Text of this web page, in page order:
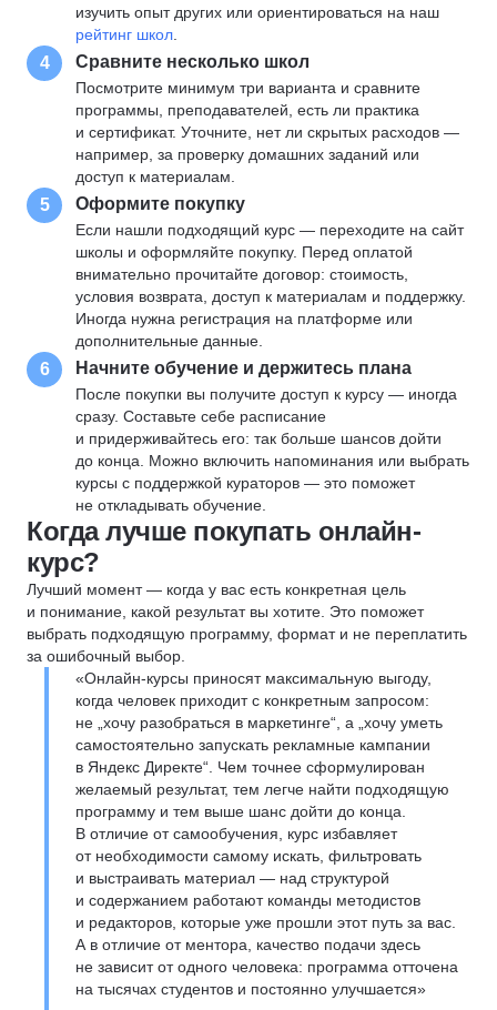
изучить опыт других или ориентироваться на наш
рейтинг школ
4 Сравните несколько школ
Посмотрите минимум три варианта и сравните
программы, преподавателей, есть ли практика
и сертификат. Уточните, нет ли скрытых расходов —
например, за проверку домашних заданий или
доступ к материалам.
5 Оформите покупку
Если нашли подходящий курс — переходите на сайт
школы и оформляйте покупку. Перед оплатой
внимательно прочитайте договор: стоимость,
условия возврата, доступ к материалам и поддержку.
Иногда нужна регистрация на платформе или
дополнительные данные.
6 Начните обучение и держитесь плана
После покупки вы получите доступ к курсу — иногда
сразу. Составьте себе расписание
и придерживайтесь его: так больше шансов дойти
до конца. Можно включить напоминания или выбрать
курсы с поддержкой кураторов — это поможет
не откладывать обучение.
Когда лучше покупать онлайн-
курс?
Лучший момент — когда у вас есть конкретная цель
и понимание, какой результат вы хотите. Это поможет
выбрать подходящую программу, формат и не переплатить
за ошибочный выбор.
«Онлайн-курсы приносят максимальную выгоду,
когда человек приходит с конкретным запросом:
не „хочу разобраться в маркетинге“, а „хочу уметь
самостоятельно запускать рекламные кампании
в Яндекс Директе“. Чем точнее сформулирован
желаемый результат, тем легче найти подходящую
программу и тем выше шанс дойти до конца.
В отличие от самообучения, курс избавляет
от необходимости самому искать, фильтровать
и выстраивать материал — над структурой
и содержанием работают команды методистов
и редакторов, которые уже прошли этот путь за вас.
А в отличие от ментора, качество подачи здесь
не зависит от одного человека: программа отточена
на тысячах студентов и постоянно улучшается»